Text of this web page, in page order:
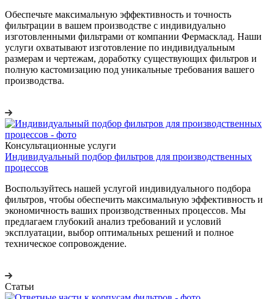
Обеспечьте максимальную эффективность и точность
фильтрации в вашем производстве с индивидуально
изготовленными фильтрами от компании Фермасклад. Наши
услуги охватывают изготовление по индивидуальным
размерам и чертежам, доработку существующих фильтров и
полную кастомизацию под уникальные требования вашего
производства.
Консультационные услуги
Индивидуальный подбор фильтров для производственных
процессов
Воспользуйтесь нашей услугой индивидуального подбора
фильтров, чтобы обеспечить максимальную эффективность и
экономичность ваших производственных процессов. Мы
предлагаем глубокий анализ требований и условий
эксплуатации, выбор оптимальных решений и полное
техническое сопровождение.
Статьи